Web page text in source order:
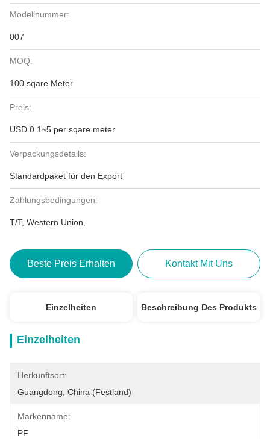
Modellnummer:
007
MOQ:
100 sqare Meter
Preis:
USD 0.1~5 per sqare meter
Verpackungsdetails:
Standardpaket für den Export
Zahlungsbedingungen:
T/T, Western Union,
Beste Preis Erhalten Kontakt Mit Uns
Einzelheiten Beschreibung Des Produkts
Einzelheiten
Herkunftsort:
Guangdong, China (Festland)
Markenname:
PF